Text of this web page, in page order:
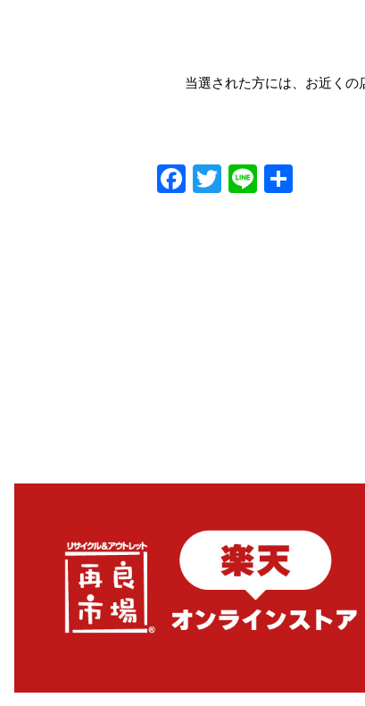
当選された方には、お近くの
Facebook
Twitter
Line